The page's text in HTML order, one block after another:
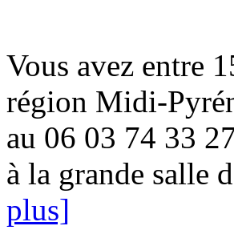
Vous avez entre
région Midi-
au 06 03 74 33
à la grande salle
plus]